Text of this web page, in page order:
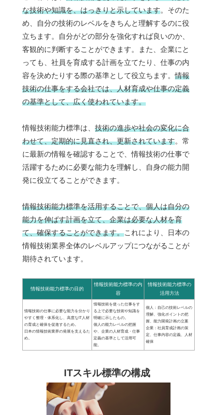
な技術や知識を、はっきりと示しています。そのた
め、自分の技術のレベルをきちんと理解するのに役
立ちます。自分がどの部分を強化すれば良いのか、
客観的に判断することができます。また、企業にと
っても、社員を育成する計画を立てたり、仕事の内
容を決めたりする際の基準として役立ちます。情報
技術の仕事をする会社では、人材育成や仕事の定義
の基準として、広く使われています。
情報技術能力標準は、 技術の進歩や社会の変化に合
わせて、定期的に見直され、更新されています。常
に最新の情報を確認することで、情報技術の仕事で
活躍するために必要な能力を理解し、自身の能力開
発に役立てることができます。
情報技術能力標準を活用することで、個人は自分の
能力を伸ばす計画を立て、企業は必要な人材を育
て、確保することができます。これにより、日本の
情報技術業界全体のレベルアップにつながることが
期待されています。
情報技術能力標準の目的
情報技術能力標準の内
容
情報技術能力標準の
活用方法
情報技術の仕事に必要な能力を分かり
やすく整理・体系化し、高度なIT人材
の育成と確保を促進するため。
日本の情報技術業界の発展を支えるた
め。
情報技術を使った仕事をす
る上で必要な技術や知識を
明確に示したもの。
個人の能力レベルの把握
や、企業の人材育成・仕事
定義の基準として活用可
能。
個人：自己の技術レベルの
理解、強化ポイントの把
握、能力開発計画の立案
企業：社員育成計画の策
定、仕事内容の定義、人材
確保
ITスキル標準の構成